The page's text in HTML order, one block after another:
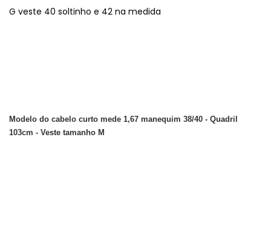
G veste 40 soltinho e 42 na medida
Modelo do cabelo curto mede 1,67 manequim 38/40 - Quadril
103cm - Veste tamanho M